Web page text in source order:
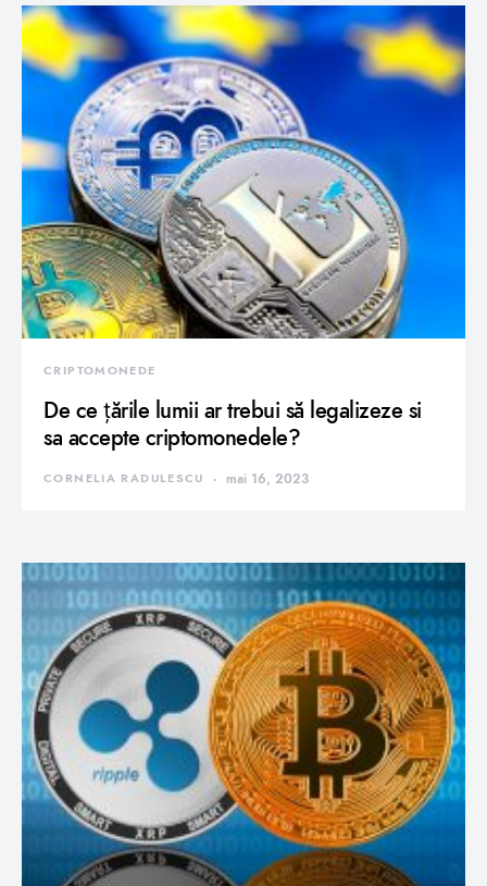
CRIPTOMONEDE
De ce țările lumii ar trebui să legalizeze si
sa accepte criptomonedele?
CORNELIA RADULESCU mai 16, 2023